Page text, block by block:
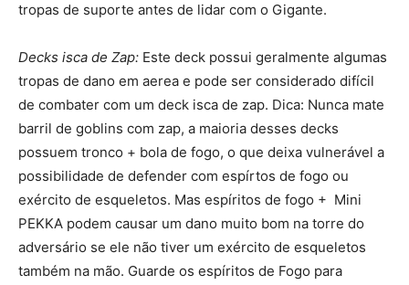
tropas de suporte antes de lidar com o Gigante.
Decks isca de Zap: Este deck possui geralmente algumas
tropas de dano em aerea e pode ser considerado difícil
de combater com um deck isca de zap. Dica: Nunca mate
barril de goblins com zap, a maioria desses decks
possuem tronco + bola de fogo, o que deixa vulnerável a
possibilidade de defender com espírtos de fogo ou
exército de esqueletos. Mas espíritos de fogo + Mini
PEKKA podem causar um dano muito bom na torre do
adversário se ele não tiver um exército de esqueletos
também na mão. Guarde os espíritos de Fogo para